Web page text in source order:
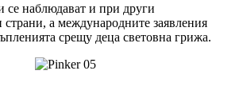
наблюдават и при други
а международните заявления
срещу деца световна грижа.